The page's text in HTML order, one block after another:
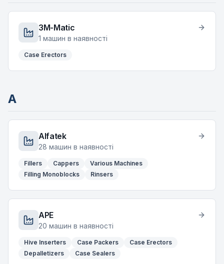
3M-Matic
1 машин в наявності
Case Erectors
A
Alfatek
28 машин в наявності
Fillers Cappers
Various Machines
Filling Monoblocks
Rinsers
APE
20 машин в наявності
Hive Inserters Case Packers
Case Erectors
Depalletizers
Case Sealers